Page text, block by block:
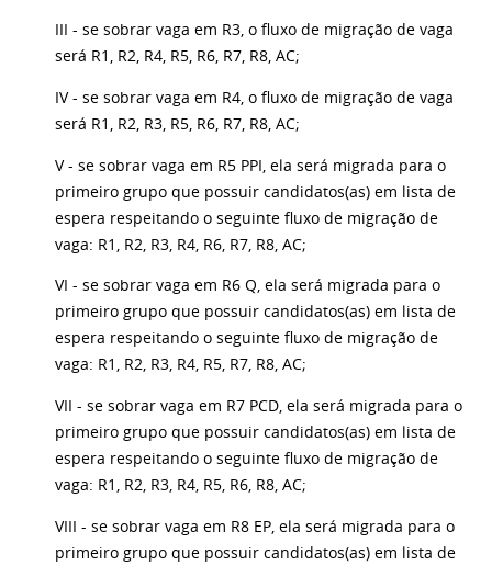
III - se sobrar vaga em R3, o fluxo de migração de vaga
será R1, R2, R4, R5, R6, R7, R8, AC;
IV - se sobrar vaga em R4, o fluxo de migração de vaga
será R1, R2, R3, R5, R6, R7, R8, AC;
V - se sobrar vaga em R5 PPI, ela será migrada para o
primeiro grupo que possuir candidatos(as) em lista de
espera respeitando o seguinte fluxo de migração de
vaga: R1, R2, R3, R4, R6, R7, R8, AC;
VI - se sobrar vaga em R6 Q, ela será migrada para o
primeiro grupo que possuir candidatos(as) em lista de
espera respeitando o seguinte fluxo de migração de
vaga: R1, R2, R3, R4, R5, R7, R8, AC;
VII - se sobrar vaga em R7 PCD, ela será migrada para o
primeiro grupo que possuir candidatos(as) em lista de
espera respeitando o seguinte fluxo de migração de
vaga: R1, R2, R3, R4, R5, R6, R8, AC;
VIII - se sobrar vaga em R8 EP, ela será migrada para o
primeiro grupo que possuir candidatos(as) em lista de